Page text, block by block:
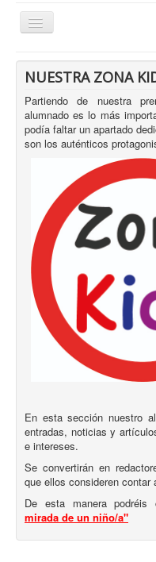
Toggle
Navigation
INICIO
CENTRO
CONTACTO
SECRETARÍA
NOTICIAS
ENLACES
SERVICIOS
SITUACIONES DE
CANAL TV
RADIO
AUXILIARES
ACTIVIDADES PACTO
ZONA KIDS
BIBLIOTECA
RECURSOS
RECURSOS
NUESTRA ZONA
Partiendo de nuestra
alumnado es lo más
podía faltar un apartado
son los auténticos
En esta sección nuestro
entradas, noticias y
e intereses.
Se convertirán en
que ellos consideren
De esta manera podréis
mirada de un niño/a"